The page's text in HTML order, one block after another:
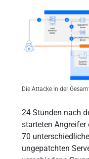
Die Attacke in der
24 Stunden nach
starteten Angreifer
70
ungepatchten